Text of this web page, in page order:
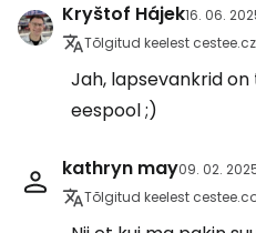
Kryštof Hájek16. 06.
Tõlgitud keelest cestee.cz
Jah, lapsevankrid
eespool ;)
kathryn may09. 02.
Tõlgitud keelest